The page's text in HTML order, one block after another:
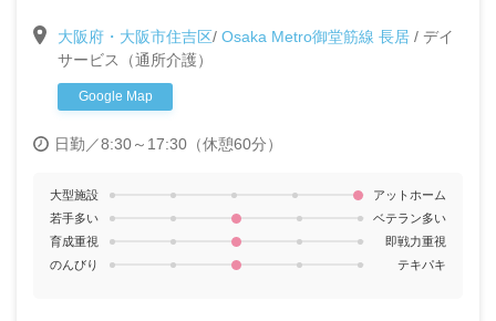
営する当施設で、新しく一緒に働く仲間を募集しま
す！
大阪府・大阪市住吉区/ Osaka Metro御堂筋線 長居 / デイ
サービス（通所介護）
Google Map
日勤／8:30～17:30（休憩60分）
大型施設
アットホーム
若手多い
ベテラン多い
育成重視
即戦力重視
のんびり
テキパキ